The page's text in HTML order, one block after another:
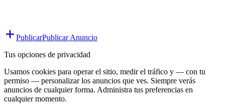
PublicarPublicar Anuncio
Tus opciones de privacidad
Usamos cookies para operar el sitio, medir el tráfico y — con tu
permiso — personalizar los anuncios que ves. Siempre verás
anuncios de cualquier forma. Administra tus preferencias en
cualquier momento.